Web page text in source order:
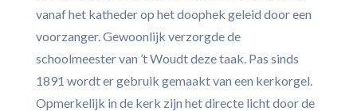
vanaf het katheder op het doophek geleid door een
voorzanger. Gewoonlijk verzorgde de
schoolmeester van ’t Woudt deze taak. Pas sinds
1891 wordt er gebruik gemaakt van een kerkorgel.
Opmerkelijk in de kerk zijn het directe licht door de